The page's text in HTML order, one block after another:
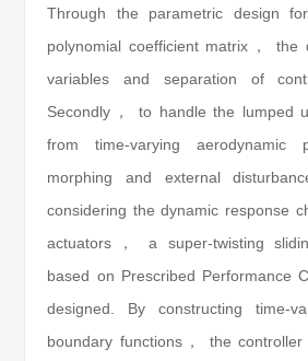
Through the parametric design
polynomial coefficient matrix， the
variables and separation of
Secondly， to handle the lumped
from time-varying aerodynamic
morphing and external
considering the dynamic response
actuators， a super-twisting
based on Prescribed Performance
designed. By constructing time-
boundary functions， the controller